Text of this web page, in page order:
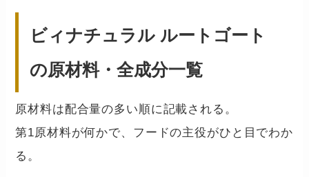
ビィナチュラル ルートゴート
の原材料・全成分一覧
原材料は配合量の多い順に記載される。
第1原材料が何かで、フードの主役がひと目でわか
る。